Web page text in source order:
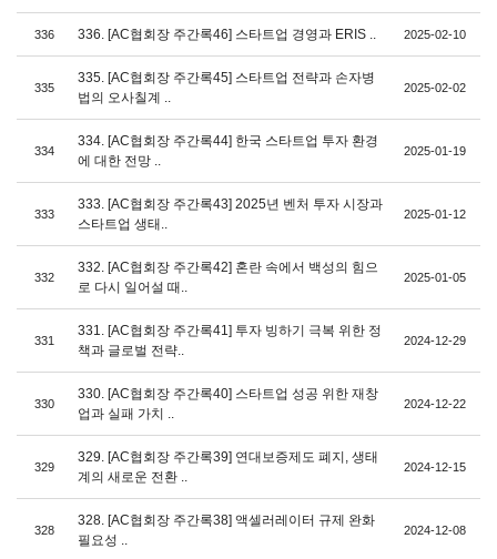
336 336. [AC협회장 주간록46] 스타트업 경영과 ERIS .. 2025-02-10
335
335. [AC협회장 주간록45] 스타트업 전략과 손자병
법의 오사칠계 ..
2025-02-02
334
334. [AC협회장 주간록44] 한국 스타트업 투자 환경
에 대한 전망 ..
2025-01-19
333
333. [AC협회장 주간록43] 2025년 벤처 투자 시장과
스타트업 생태..
2025-01-12
332
332. [AC협회장 주간록42] 혼란 속에서 백성의 힘으
로 다시 일어설 때..
2025-01-05
331
331. [AC협회장 주간록41] 투자 빙하기 극복 위한 정
책과 글로벌 전략..
2024-12-29
330
330. [AC협회장 주간록40] 스타트업 성공 위한 재창
업과 실패 가치 ..
2024-12-22
329
329. [AC협회장 주간록39] 연대보증제도 폐지, 생태
계의 새로운 전환 ..
2024-12-15
328
328. [AC협회장 주간록38] 액셀러레이터 규제 완화
필요성 ..
2024-12-08